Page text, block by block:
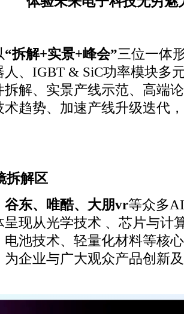
“拆解+实景+峰会”三位一体
人、IGBT & SiC功率模块多
拆解、实景产线示范、高端
术趋势、加速产线升级迭代
拆解区
谷东、唯酷、大朋vr等众多
呈现从光学技术 、芯片与计
电池技术、轻量化材料等核
为企业与广大观众产品创新